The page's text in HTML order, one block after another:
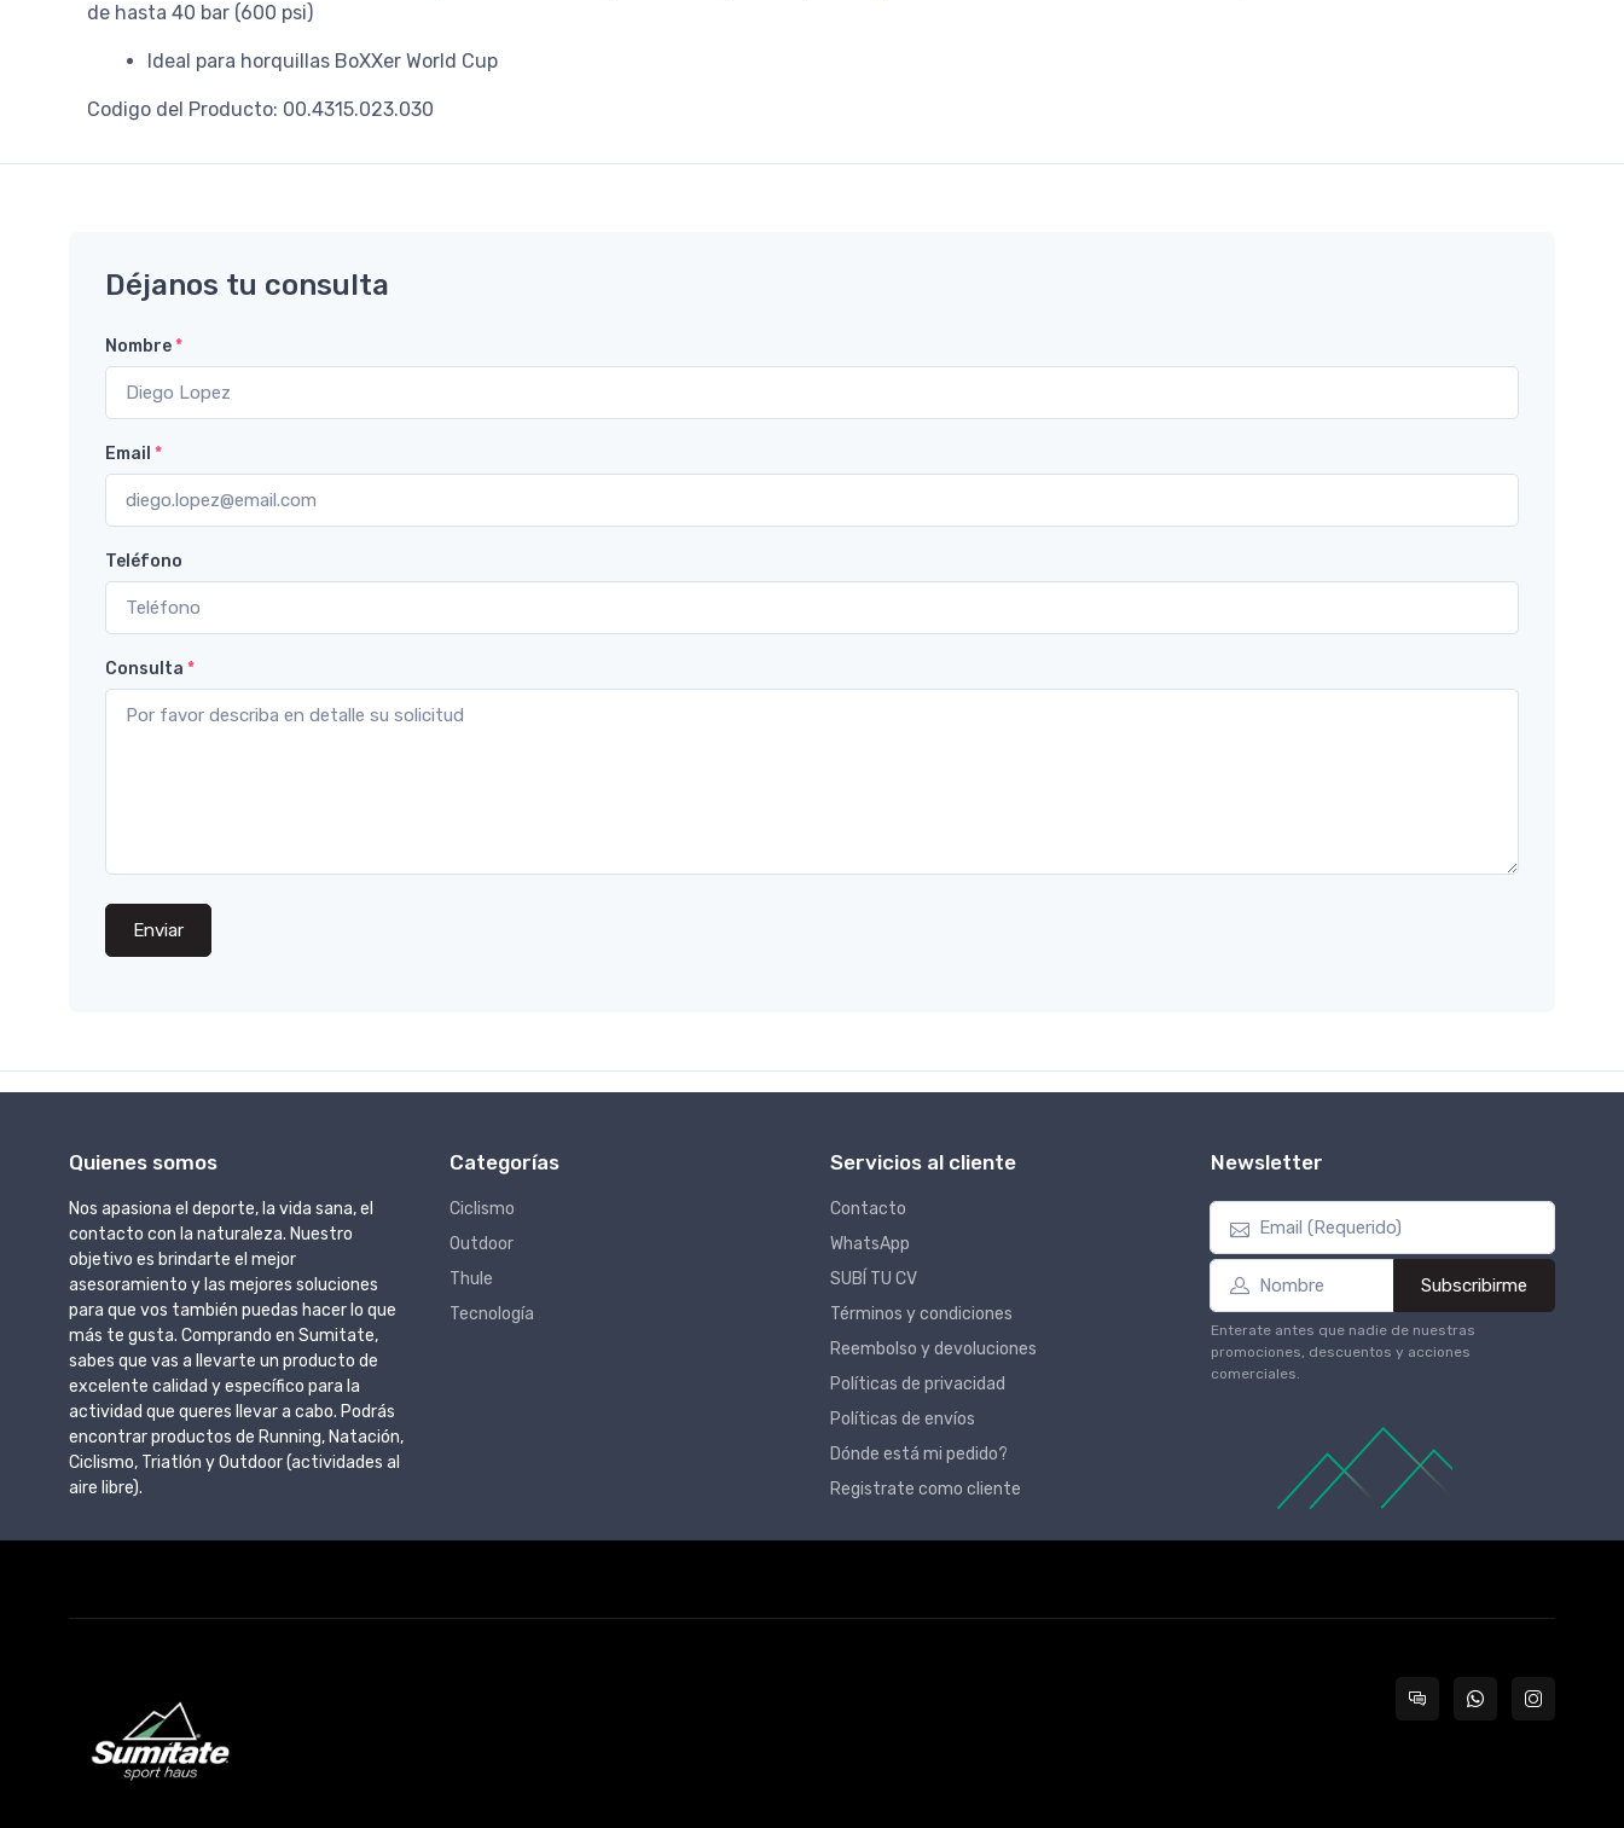
de hasta 40 bar (600 psi)
Ideal para horquillas BoXXer World Cup
Codigo del Producto: 00.4315.023.030
Déjanos tu consulta
Nombre*
Email *
Teléfono
Consulta *
Enviar
Quienes somos
Nos apasiona el deporte, la vida sana, el
contacto con la naturaleza. Nuestro
objetivo es brindarte el mejor
asesoramiento y las mejores soluciones
para que vos también puedas hacer lo que
más te gusta. Comprando en Sumitate,
sabes que vas a llevarte un producto de
excelente calidad y específico para la
actividad que queres llevar a cabo. Podrás
encontrar productos de Running, Natación,
Ciclismo, Triatlón y Outdoor (actividades al
aire libre).
Categorías
Ciclismo
Outdoor
Thule
Tecnología
Servicios al cliente
Contacto
WhatsApp
SUBÍ TU CV
Términos y condiciones
Reembolso y devoluciones
Políticas de privacidad
Políticas de envíos
Dónde está mi pedido?
Registrate como cliente
Newsletter
Subscribirme
Enterate antes que nadie de nuestras
promociones, descuentos y acciones
comerciales.